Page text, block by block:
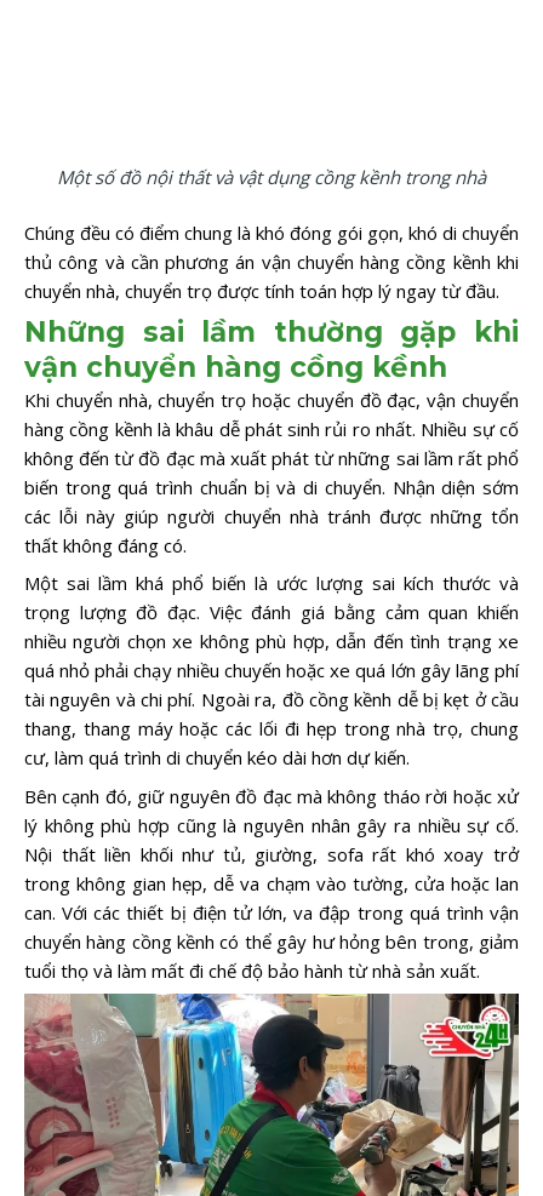
Một số đồ nội thất và vật dụng cồng kềnh trong nhà
Chúng đều có điểm chung là khó đóng gói gọn, khó di chuyển
thủ công và cần phương án vận chuyển hàng cồng kềnh khi
chuyển nhà, chuyển trọ được tính toán hợp lý ngay từ đầu.
Những sai lầm thường gặp khi
vận chuyển hàng cồng kềnh
Khi chuyển nhà, chuyển trọ hoặc chuyển đồ đạc, vận chuyển
hàng cồng kềnh là khâu dễ phát sinh rủi ro nhất. Nhiều sự cố
không đến từ đồ đạc mà xuất phát từ những sai lầm rất phổ
biến trong quá trình chuẩn bị và di chuyển. Nhận diện sớm
các lỗi này giúp người chuyển nhà tránh được những tổn
thất không đáng có.
Một sai lầm khá phổ biến là ước lượng sai kích thước và
trọng lượng đồ đạc. Việc đánh giá bằng cảm quan khiến
nhiều người chọn xe không phù hợp, dẫn đến tình trạng xe
quá nhỏ phải chạy nhiều chuyến hoặc xe quá lớn gây lãng phí
tài nguyên và chi phí. Ngoài ra, đồ cồng kềnh dễ bị kẹt ở cầu
thang, thang máy hoặc các lối đi hẹp trong nhà trọ, chung
cư, làm quá trình di chuyển kéo dài hơn dự kiến.
Bên cạnh đó, giữ nguyên đồ đạc mà không tháo rời hoặc xử
lý không phù hợp cũng là nguyên nhân gây ra nhiều sự cố.
Nội thất liền khối như tủ, giường, sofa rất khó xoay trở
trong không gian hẹp, dễ va chạm vào tường, cửa hoặc lan
can. Với các thiết bị điện tử lớn, va đập trong quá trình vận
chuyển hàng cồng kềnh có thể gây hư hỏng bên trong, giảm
tuổi thọ và làm mất đi chế độ bảo hành từ nhà sản xuất.